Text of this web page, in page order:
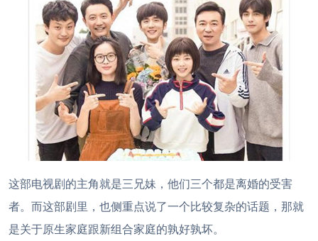
这部电视剧的主角就是三兄妹，他们三个都是离婚的受害
者。而这部剧里，也侧重点说了一个比较复杂的话题，那就
是关于原生家庭跟新组合家庭的孰好孰坏。